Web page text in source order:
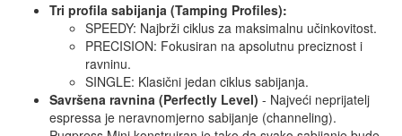
Tri profila sabijanja (Tamping Profiles):
SPEEDY: Najbrži ciklus za maksimalnu učinkovitost.
PRECISION: Fokusiran na apsolutnu preciznost i
ravninu.
SINGLE: Klasični jedan ciklus sabijanja.
Savršena ravnina (Perfectly Level) - Najveći neprijatelj
espressa je neravnomjerno sabijanje (channeling).